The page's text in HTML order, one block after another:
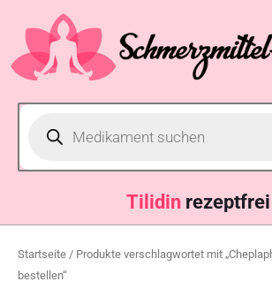
Tilidin rezeptfrei
Startseite / Produkte verschlagwortet mit
bestellen“